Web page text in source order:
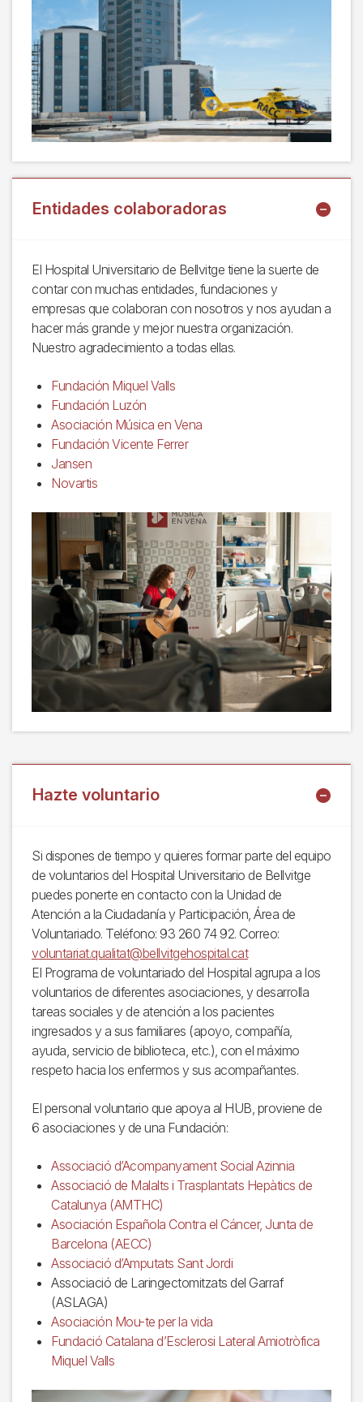
Entidades colaboradoras
El Hospital Universitario de Bellvitge tiene la suerte de
contar con muchas entidades, fundaciones y
empresas que colaboran con nosotros y nos ayudan a
hacer más grande y mejor nuestra organización.
Nuestro agradecimiento a todas ellas.
Fundación Miquel Valls
Fundación Luzón
Asociación Música en Vena
Fundación Vicente Ferrer
Jansen
Novartis
Hazte voluntario
Si dispones de tiempo y quieres formar parte del equipo
de voluntarios del Hospital Universitario de Bellvitge
puedes ponerte en contacto con la Unidad de
Atención a la Ciudadanía y Participación, Área de
Voluntariado. Teléfono: 93 260 74 92. Correo:
voluntariat.qualitat@bellvitgehospital.cat
El Programa de voluntariado del Hospital agrupa a los
voluntarios de diferentes asociaciones, y desarrolla
tareas sociales y de atención a los pacientes
ingresados y a sus familiares (apoyo, compañía,
ayuda, servicio de biblioteca, etc.), con el máximo
respeto hacia los enfermos y sus acompañantes.
El personal voluntario que apoya al HUB, proviene de
6 asociaciones y de una Fundación:
Associació d’Acompanyament Social Azinnia
Associació de Malalts i Trasplantats Hepàtics de
Catalunya (AMTHC)
Asociación Española Contra el Cáncer, Junta de
Barcelona (AECC)
Associació d’Amputats Sant Jordi
Associació de Laringectomitzats del Garraf
(ASLAGA)
Asociación Mou-te per la vida
Fundació Catalana d’Esclerosi Lateral Amiotròfica
Miquel Valls